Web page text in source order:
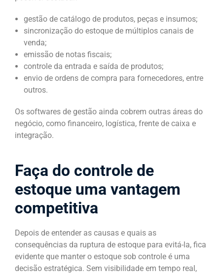
gestão de catálogo de produtos, peças e insumos;
sincronização do estoque de múltiplos canais de
venda;
emissão de notas fiscais;
controle da entrada e saída de produtos;
envio de ordens de compra para fornecedores, entre
outros.
Os softwares de gestão ainda cobrem outras áreas do
negócio, como financeiro, logística, frente de caixa e
integração.
Faça do controle de
estoque uma vantagem
competitiva
Depois de entender as causas e quais as
consequências da ruptura de estoque para evitá-la, fica
evidente que manter o estoque sob controle é uma
decisão estratégica. Sem visibilidade em tempo real,